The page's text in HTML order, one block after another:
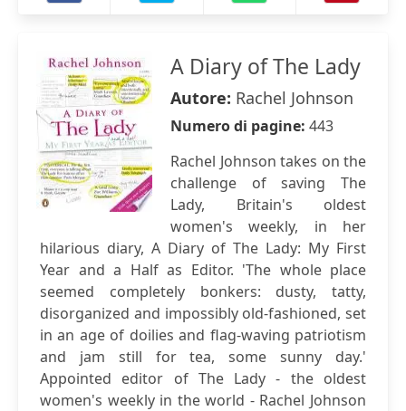
A Diary of The Lady
Autore: Rachel Johnson
Numero di pagine: 443
Rachel Johnson takes on the
challenge of saving The
Lady, Britain's oldest
women's weekly, in her
hilarious diary, A Diary of The Lady: My First
Year and a Half as Editor. 'The whole place
seemed completely bonkers: dusty, tatty,
disorganized and impossibly old-fashioned, set
in an age of doilies and flag-waving patriotism
and jam still for tea, some sunny day.'
Appointed editor of The Lady - the oldest
women's weekly in the world - Rachel Johnson